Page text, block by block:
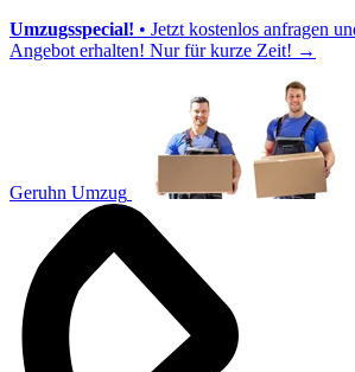
Umzugsspecial! • Jetzt kostenlos anfragen
Angebot erhalten! Nur für kurze Zeit! →
Geruhn Umzug